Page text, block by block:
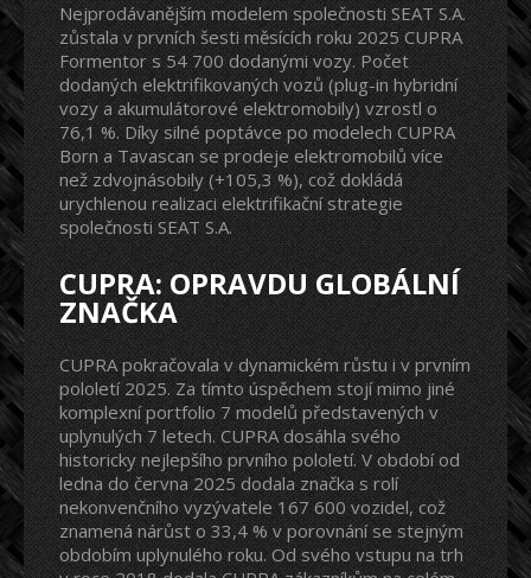
Nejprodávanějším modelem společnosti SEAT S.A.
zůstala v prvních šesti měsících roku 2025 CUPRA
Formentor s 54 700 dodanými vozy. Počet
dodaných elektrifikovaných vozů (plug-in hybridní
vozy a akumulátorové elektromobily) vzrostl o
76,1 %. Díky silné poptávce po modelech CUPRA
Born a Tavascan se prodeje elektromobilů více
než zdvojnásobily (+105,3 %), což dokládá
urychlenou realizaci elektrifikační strategie
společnosti SEAT S.A.
CUPRA: OPRAVDU GLOBÁLNÍ
ZNAČKA
CUPRA pokračovala v dynamickém růstu i v prvním
pololetí 2025. Za tímto úspěchem stojí mimo jiné
komplexní portfolio 7 modelů představených v
uplynulých 7 letech. CUPRA dosáhla svého
historicky nejlepšího prvního pololetí. V období od
ledna do června 2025 dodala značka s rolí
nekonvenčního vyzývatele 167 600 vozidel, což
znamená nárůst o 33,4 % v porovnání se stejným
obdobím uplynulého roku. Od svého vstupu na trh